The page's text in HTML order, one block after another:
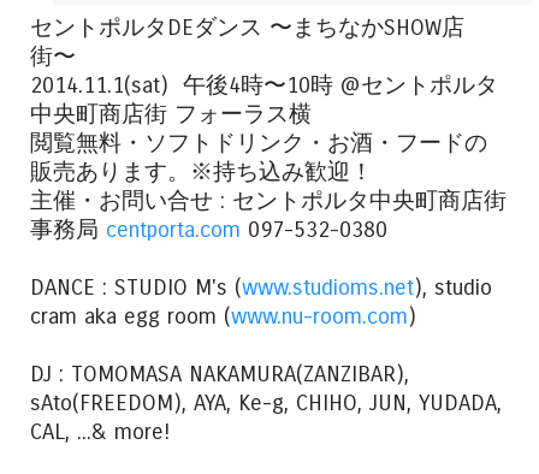
セントポルタDEダンス 〜まちなかSHOW店
街〜
2014.11.1(sat) 午後4時〜10時 @セントポルタ
中央町商店街 フォーラス横
閲覧無料・ソフトドリンク・お酒・フードの
販売あります。※持ち込み歓迎！
主催・お問い合せ : セントポルタ中央町商店街
事務局 centporta.com 097-532-0380
DANCE : STUDIO M's (www.studioms.net), studio
cram aka egg room (www.nu-room.com)
DJ : TOMOMASA NAKAMURA(ZANZIBAR),
sAto(FREEDOM), AYA, Ke-g, CHIHO, JUN, YUDADA,
CAL, ...& more!